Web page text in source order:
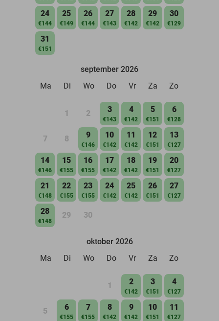
24
€144
25
€149
26
€144
27
€143
28
€142
29
€142
30
€129
31
€151
september 2026
Ma
Di Wo Do Vr Za Zo
1 2 3
€143
4
€142
5
€151
6
€128
7 8 9
€146
10
€142
11
€142
12
€151
13
€127
14
€146
15
€155
16
€155
17
€142
18
€142
19
€151
20
€127
21
€148
22
€155
23
€155
24
€142
25
€142
26
€151
27
€127
28
€148
29 30
oktober 2026
Ma
Di Wo Do Vr Za Zo
1 2
€142
3
€151
4
€127
5 6
€155
7
€155
8
€142
9
€142
10
€151
11
€127